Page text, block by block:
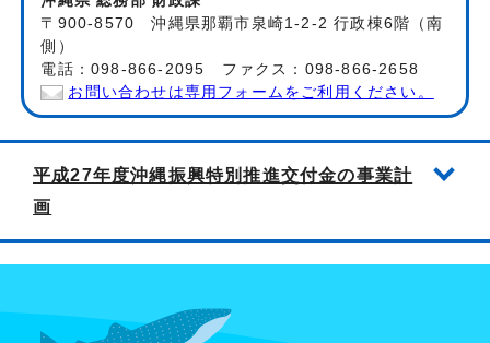
〒900-8570 沖縄県那覇市泉崎1-2-2 行政棟6階（南
側）
電話：098-866-2095 ファクス：098-866-2658
お問い合わせは専用フォームをご利用ください。
平成27年度沖縄振興特別推進交付金の事業計
画